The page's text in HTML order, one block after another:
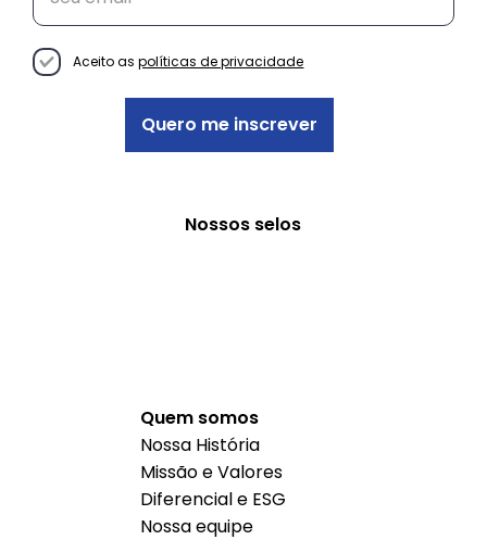
Quem somos
Nossa História
Missão e Valores
Diferencial e ESG
Nossa equipe
Aceito as políticas de privacidade
Quero me inscrever
Nossos selos